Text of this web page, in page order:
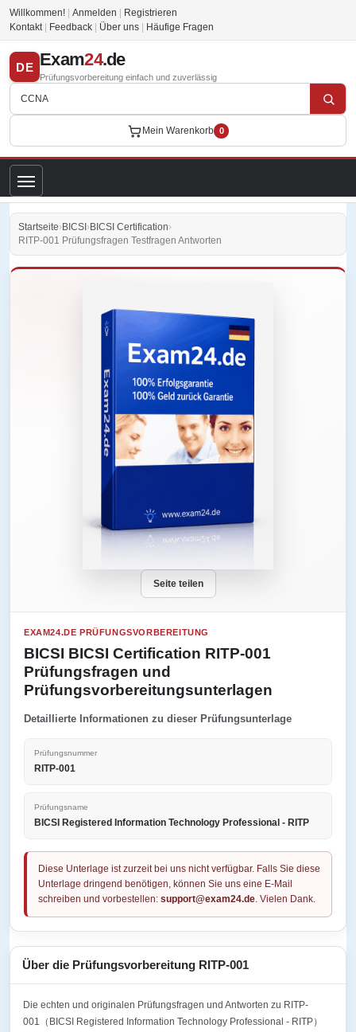
Willkommen! Anmelden
Registrieren
Kontakt
Feedback Über uns Häufige Fragen
DE Exam24.de
Prüfungsvorbereitung einfach und zuverlässig
Mein Warenkorb 0
Startseite›BICSI ›BICSI Certification›
RITP-001 Prüfungsfragen Testfragen Antworten
Seite teilen
EXAM24.DE PRÜFUNGSVORBEREITUNG
BICSI BICSI Certification RITP-001
Prüfungsfragen und
Prüfungsvorbereitungsunterlagen
Detaillierte Informationen zu dieser Prüfungsunterlage
Prüfungsnummer
RITP-001
Prüfungsname
BICSI Registered Information Technology Professional - RITP
Diese Unterlage ist zurzeit bei uns nicht verfügbar. Falls Sie diese
Unterlage dringend benötigen, können Sie uns eine E-Mail
schreiben und vorbestellen: support@exam24.de. Vielen Dank.
Über die Prüfungsvorbereitung RITP-001
Die echten und originalen Prüfungsfragen und Antworten zu RITP-
001（BICSI Registered Information Technology Professional - RITP）